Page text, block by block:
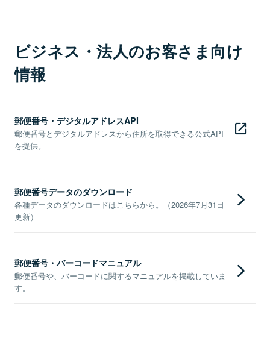
ビジネス・法人のお客さま向け
情報
郵便番号・デジタルアドレスAPI
郵便番号とデジタルアドレスから住所を取得できる公式API
を提供。
郵便番号データのダウンロード
各種データのダウンロードはこちらから。（2026年7月31日
更新）
郵便番号・バーコードマニュアル
郵便番号や、バーコードに関するマニュアルを掲載していま
す。